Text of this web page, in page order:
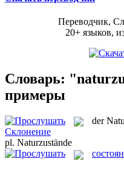
Переводчик,
20+ языков,
Словарь:
примеры
der
Склонение
pl. Naturzustände